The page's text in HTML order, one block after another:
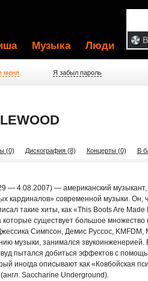
Музыка Люди
меня Я забыл пароль
(0) Дискография (8) Концерты (0) В
— 4.08.2007) — американский
кардиналов» современной музыки. Он,
такие хиты, как «This Boots Are
существует большое множество
Симпсон, Демис Руссос, KMFDM,
музыки, занимался звукоинженерией.
пытался добиться эффектов с
иногда описывают как «Ковбойская
Saccharine Underground).